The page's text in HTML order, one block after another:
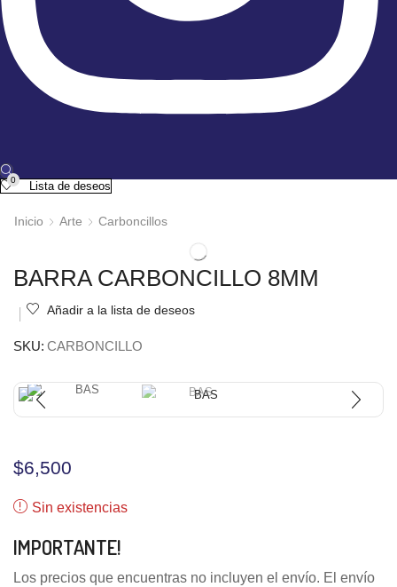
0 Lista de deseos
Inicio Arte Carboncillos
BARRA CARBONCILLO 8MM
Añadir a la lista de deseos
SKU: CARBONCILLO
$6,500
Sin existencias
IMPORTANTE!
Los precios que encuentras no incluyen el envío. El envío